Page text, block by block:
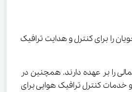
عملیاتی است که دانشجویان را برای کنترل و هدایت ترافیک
دقیق به خلبان‌ها، کنترل مسیر و مدیریت خطرات احتمالی را بر عهده دارند. همچنین در
و نجات توسط این واحدها برنامه‌ریزی می‌شود. با افزایش تعداد پروازها، حوزه فعالیت این واحدها بزرگ‌تر شده و خدمات کنترل ترافیک هوایی برای